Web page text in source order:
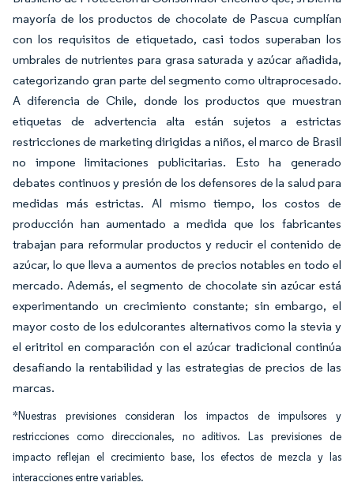
mayoría de los productos de chocolate de Pascua cumplían
con los requisitos de etiquetado, casi todos superaban los
umbrales de nutrientes para grasa saturada y azúcar añadida,
categorizando gran parte del segmento como ultraprocesado.
A diferencia de Chile, donde los productos que muestran
etiquetas de advertencia alta están sujetos a estrictas
restricciones de marketing dirigidas a niños, el marco de Brasil
no impone limitaciones publicitarias. Esto ha generado
debates continuos y presión de los defensores de la salud para
medidas más estrictas. Al mismo tiempo, los costos de
producción han aumentado a medida que los fabricantes
trabajan para reformular productos y reducir el contenido de
azúcar, lo que lleva a aumentos de precios notables en todo el
mercado. Además, el segmento de chocolate sin azúcar está
experimentando un crecimiento constante; sin embargo, el
mayor costo de los edulcorantes alternativos como la stevia y
el eritritol en comparación con el azúcar tradicional continúa
desafiando la rentabilidad y las estrategias de precios de las
marcas.
*Nuestras previsiones consideran los impactos de impulsores y
restricciones como direccionales, no aditivos. Las previsiones de
impacto reflejan el crecimiento base, los efectos de mezcla y las
interacciones entre variables.